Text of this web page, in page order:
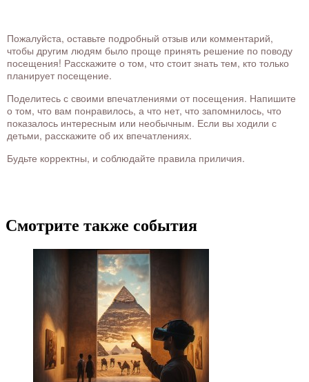
Пожалуйста, оставьте подробный отзыв или комментарий,
чтобы другим людям было проще принять решение по поводу
посещения! Расскажите о том, что стоит знать тем, кто только
планирует посещение.
Поделитесь с своими впечатлениями от посещения. Напишите
о том, что вам понравилось, а что нет, что запомнилось, что
показалось интересным или необычным. Если вы ходили с
детьми, расскажите об их впечатлениях.
Будьте корректны, и соблюдайте правила приличия.
Смотрите также события